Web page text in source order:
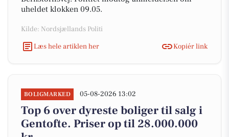
uheldet klokken 09.05.
Kilde: Nordsjællands Politi
Læs hele artiklen her
Kopiér link
BOLIGMARKED 05-08-2026 13:02
Top 6 over dyreste boliger til salg i
Gentofte. Priser op til 28.000.000